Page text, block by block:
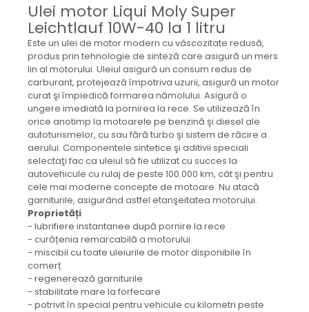
Mecanica
Electropompa si motoare
electrice
Burdufuri si cilindri hidraulici
Role, bucsi si bolturi
BEHRENS
Bolturi - role - bucse
Burdufe si cilindri
Mecanice
Electrice
Hidraulice
Motoare electrice si pompe
SÖRENSEN
Mecanice
Electrice
Hidraulice
Cilindri hidraulici si burdufe
Ulei motor Liqui Moly Super
Leichtlauf 10W-40 la 1 litru
Este un ulei de motor modern cu vâscozitate redusă,
produs prin tehnologie de sinteză care asigură un mers
lin al motorului. Uleiul asigură un consum redus de
carburant, protejează împotriva uzurii, asigură un motor
curat şi împiedică formarea nămolului. Asigură o
ungere imediată la pornirea la rece. Se utilizează în
orice anotimp la motoarele pe benzină şi diesel ale
autoturismelor, cu sau fără turbo şi sistem de răcire a
aerului. Componentele sintetice şi aditivii speciali
selectaţi fac ca uleiul să fie utilizat cu succes la
autovehicule cu rulaj de peste 100.000 km, cât şi pentru
cele mai moderne concepte de motoare. Nu atacă
garniturile, asigurând astfel etanşeitatea motorului.
Proprietăți
- lubrifiere instantanee după pornire la rece
- curățenia remarcabilă a motorului
- miscibil cu toate uleiurile de motor disponibile în
comerț
- regenerează garniturile
- stabilitate mare la forfecare
- potrivit în special pentru vehicule cu kilometri peste